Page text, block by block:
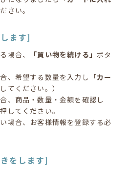
さい。
ます]
場合、 「買い物を続ける」ボタ
、希望する数量を入力し 「カー
てください。）
、商品・数量・金額を確認し
してください。
場合、お客様情報を登録する必
をします]